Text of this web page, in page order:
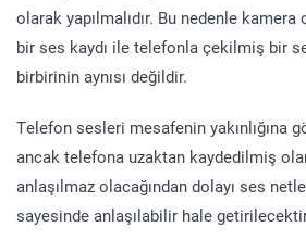
olarak yapılmalıdır. Bu nedenle
bir ses kaydı ile telefonla çekilmiş bir
birbirinin aynısı değildir.
Telefon sesleri mesafenin yakınlığına
ancak telefona uzaktan kaydedilmiş
anlaşılmaz olacağından dolayı ses
sayesinde anlaşılabilir hale